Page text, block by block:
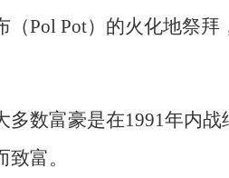
（Pol Pot）的火化地祭
多数富豪是在1991年内
富。